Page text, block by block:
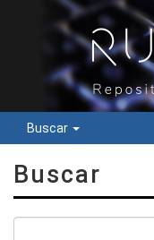
Buscar
Buscar